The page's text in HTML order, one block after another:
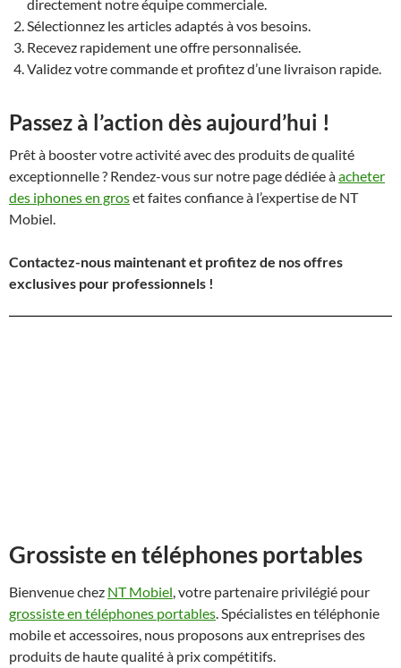
directement notre équipe commerciale.
Sélectionnez les articles adaptés à vos besoins.
Recevez rapidement une offre personnalisée.
Validez votre commande et profitez d’une livraison rapide.
Passez à l’action dès aujourd’hui !
Prêt à booster votre activité avec des produits de qualité
exceptionnelle ? Rendez-vous sur notre page dédiée àacheter
des iphones en groset faites confiance à l’expertise de NT
Mobiel.
Contactez-nous maintenant et profitez de nos offres
exclusives pour professionnels !
Grossiste en téléphones portables
Bienvenue chez NT Mobiel, votre partenaire privilégié pour
grossiste en téléphones portables. Spécialistes en téléphonie
mobile et accessoires, nous proposons aux entreprises des
produits de haute qualité à prix compétitifs.